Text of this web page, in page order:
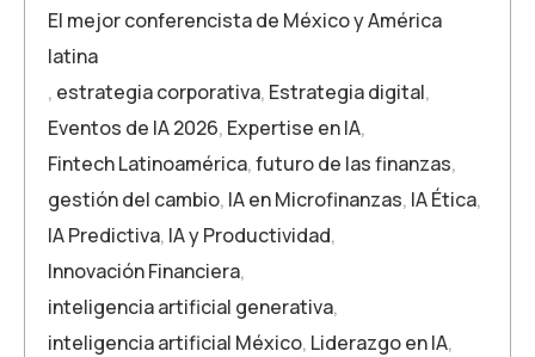
El mejor conferencista de México y América
latina
, estrategia corporativa, Estrategia digital,
Eventos de IA 2026, Expertise en IA,
Fintech Latinoamérica,futuro de las finanzas,
gestión del cambio, IA en Microfinanzas, IA Ética,
IA Predictiva, IA y Productividad,
Innovación Financiera,
inteligencia artificial generativa,
inteligencia artificial México, Liderazgo en IA,